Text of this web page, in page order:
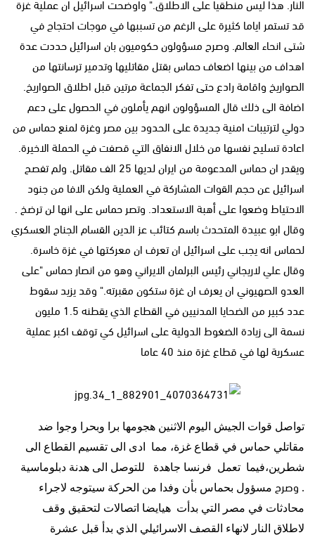
قد تستمر اياما كثيرة على الرغم من تسببها في موجات احتجاج في
شتى انحاء العالم. وصرح مسؤولون حكوميون بان اسرائيل حددت عدة
اهداف من بينها اضعاف حماس بقتل مقاتليها وتدمير ترسانتها من
الصواريخ واقامة رادع حتى تفكر الجماعة مرتين قبل اطلاق الصواريخ.
اضافة الى ذلك قال المسؤولون انهم يأملون في الحصول على دعم
دولي لترتيبات امنية جديدة على الحدود بين مصر وغزة لمنع حماس من
اعادة تسليح نفسها من خلال الانفاق التي قصفت في الحملة الاخيرة.
ويقدر ان حماس المدعومة من ايران لديها 25 الف مقاتل. ولم تفصح
اسرائيل عن حجم القوات المشاركة في العملية ولكن الافا من جنود
الاحتياط وضعوا على أهبة الاستعداد. وتصر حماس على انها لن ترضخ .
وقال ابو عبيدة المتحدث باسم كتائب عز الدين القسام الجناح العسكري
لحماس انه يجب على اسرائيل ان تعرف ان معركتها في غزة خاسرة.
وقال علي لاريجاني رئيس البرلمان الايراني وهو من انصار حماس "على
العدو الصهيوني ان يعرف ان غزة ستكون مقبرته." وقد يزيد سقوط
عدد كبير من الضحايا المدنيين في القطاع الذي يقطنه 1.5 مليون
نسمة الى زيادة الضغوط الدولية على اسرائيل كي توقف اكبر عملية
عسكرية لها في قطاع غزة منذ 40 عاما
تواصل قوات الجيش اليوم الاثنين هجومها برا وبحرا وجوا ضد
مقاتلي حماس في قطاع غزة، مما
ادى الى تقسيم القطاع الى
شطرين،فيما تعمل فرنسا جاهدة للتوصل الى هدنة دبلوماسية
. وصرح مسؤول بحماس بأن وفدا من الحركة سيتوجه لاجراء
محادثات في مصر التي بدأت هيايضا اتصالات لتحقيق وقف
لاطلاق النار لانهاء القصف الاسرائيلي الذي بدأ قبل عشرة